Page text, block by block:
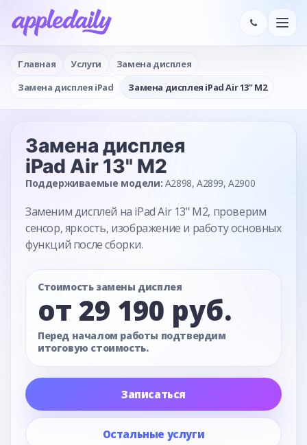
Главная Услуги
Замена дисплея
Замена дисплея iPad
Замена дисплея iPad Air 13" M2
Замена дисплея
iPad Air 13" M2
Поддерживаемые модели: A2898, A2899, A2900
Заменим дисплей на iPad Air 13" M2, проверим
сенсор, яркость, изображение и работу основных
функций после сборки.
Стоимость замены дисплея
от 29 190 руб.
Перед началом работы подтвердим
итоговую стоимость.
Записаться
Остальные услуги